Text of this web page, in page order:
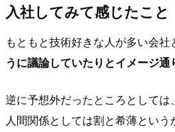
入社してみて感じたこと
もともと技術好きな人が多い会
うに議論していたりとイメージ通
逆に予想外だったところとしては、
人間関係としては割と希薄とい